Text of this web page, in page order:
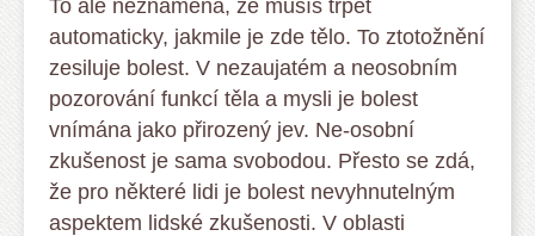
To ale neznamená, že musíš trpět
automaticky, jakmile je zde tělo. To ztotožnění
zesiluje bolest. V nezaujatém a neosobním
pozorování funkcí těla a mysli je bolest
vnímána jako přirozený jev. Ne-osobní
zkušenost je sama svobodou. Přesto se zdá,
že pro některé lidi je bolest nevyhnutelným
aspektem lidské zkušenosti. V oblasti